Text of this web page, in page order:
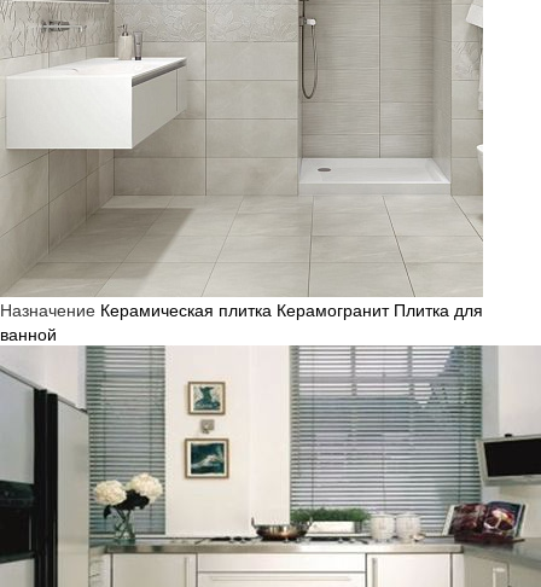
Назначение Керамическая плитка Керамогранит Плитка для
ванной